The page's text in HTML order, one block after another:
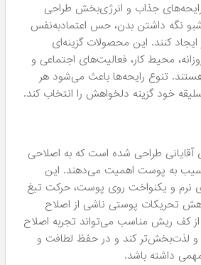
جذاب و انرژی‌بخش طراحی
نگه داشتن بدن، حس اعتمادبه‌نفس
کنند. این محصولات گزینه‌ای
محیط کار، فعالیت‌های اجتماعی و
تنوع رایحه‌ها باعث می‌شود هر
خود گزینه دلخواهش را انتخاب کند.
آقایانی طراحی شده است که به اصلاحی
به پوست اهمیت می‌دهند. این
نرم و یکنواخت روی پوست، حرکت تیغ
تحریکات پوستی ناشی از اصلاح
کف ریش مناسب می‌تواند تجربه اصلاح
و لذت‌بخش‌تر کند و در حفظ لطافت و
داشته باشد.